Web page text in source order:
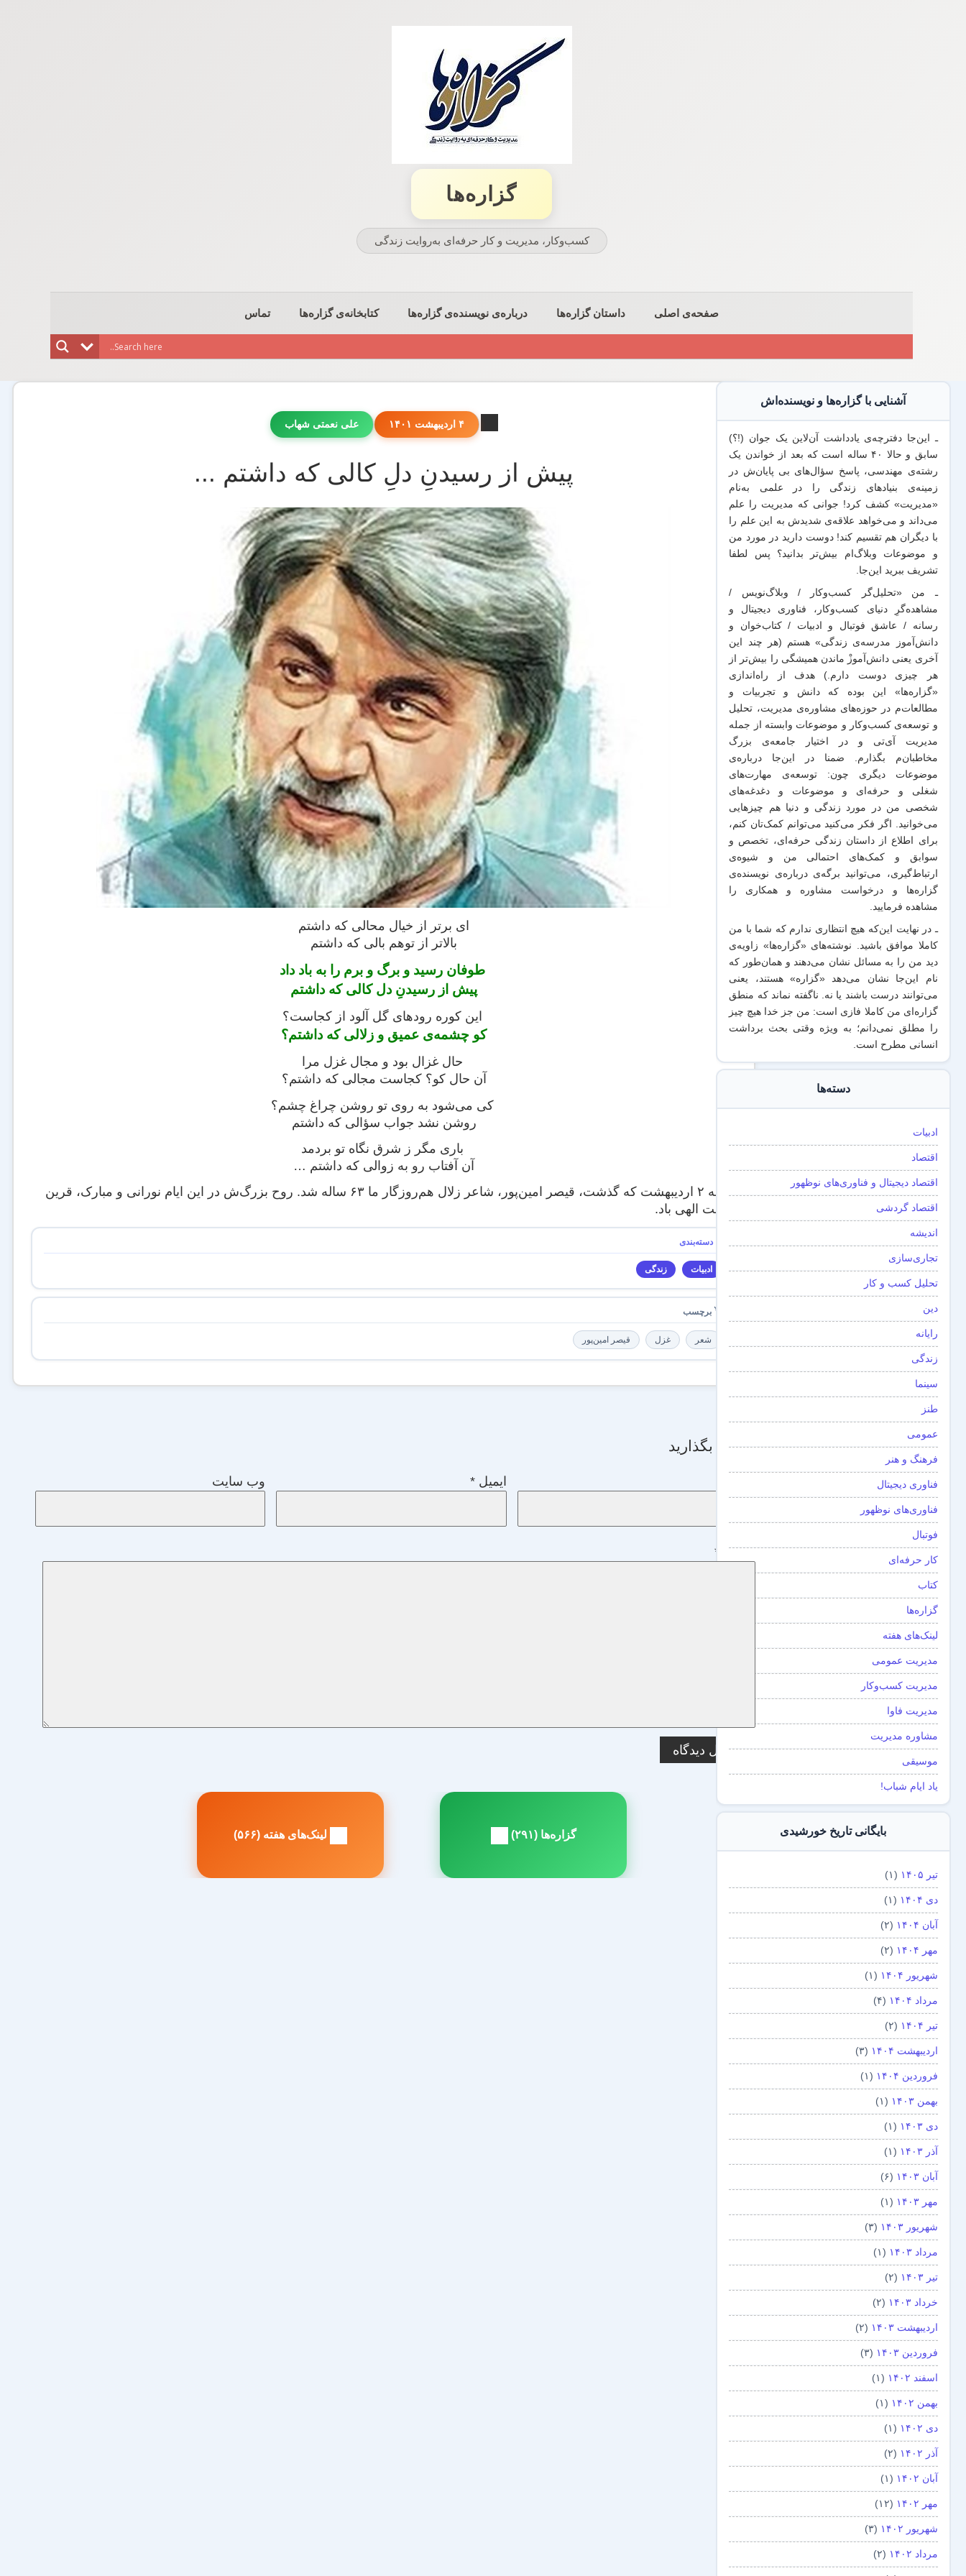
گزاره‌ها
کسب‌وکار، مدیریت و كار حرفه‌ای به‌روایت زندگی
صفحه‌ی اصلی داستان گزاره‌ها درباره‌ی نویسنده‌ی گزاره‌ها کتابخانه‌ی گزاره‌ها تماس
۴ اردیبهشت ۱۴۰۱ علی نعمتی شهاب
پیش از رسیدنِ دلِ کالی که داشتم ...
ای برتر از خیال محالی که داشتم
بالاتر از توهم بالی که داشتم
طوفان رسید و برگ و برم را به باد داد
پیش از رسیدنِ دل کالی که داشتم
این کوره رودهای گل آلود از کجاست؟
کو چشمه‌ی عمیق و زلالی که داشتم؟
حال غزال بود و مجال غزل مرا
آن حال کو؟ کجاست مجالی که داشتم؟
کی می‌شود به روی تو روشن چراغ چشم؟
روشن نشد جواب سؤالی که داشتم
باری مگر ز شرق نگاه تو بردمد
آن آفتاب رو به زوالی که داشتم …
جمعه ۲ اردیبهشت که گذشت، قیصر امین‌پور، شاعر زلال هم‌روزگار ما ۶۳ ساله شد. روح بزرگ‌ش در این ایام نورانی و مبارک، قرین
رحمت الهی باد.
ادبیات زندگی
شعر غزل قیصر امین‌پور
دیدگاه بگذارید
ایمیل* وب‌ سایت
دیدگاه *
راهبری
مطلب
لینک‌های هفته (۵۶۶)
مطلب
گزاره‌ها (۲۹۱)
آشنایی با گزاره‌ها و نویسنده‌اش
ـ این‌جا دفترچه‌ی یادداشت‌ آن‌لاین یک جوان (!؟)
سابق و حالا ۴۰ ساله است که بعد از خواندن یک
رشته‌ی مهندسی، پاسخ سؤال‌های بی پایان‌ش در
زمینه‌ی بنیادهای زندگی را در علمی به‌نام
«مدیریت» کشف کرد! جوانی که مدیریت را علم
می‌داند و می‌خواهد علاقه‌ی شدیدش به این علم را
بادیگران همتقسیم کند! دوست دارید در مورد من
و موضوعات وبلاگ‌ام بیش‌تر بدانید؟ پس لطفا
تشریف ببرید این‌جا.
ـ من «تحلیل‌گر کسب‌وکار / وبلاگ‌نویس /
مشاهده‌گرِ دنیای کسب‌وکار، فناوری دیجیتال و
رسانه / عاشق فوتبال و ادبیات / کتاب‌خوان و
دانش‌آموز مدرسه‌ی زندگی» هستم (هر چند این
آخری یعنی دانش‌آموزْ ماندن همیشگی را بیش‌تر از
هر چیزی دوست دارم.) هدف از راه‌اندازی
«گزاره‌ها» این بوده که دانش و تجربیات‌ و
مطالعات‌م در حوزه‌های مشاوره‌ی مدیریت، تحلیل
و توسعه‌ی کسب‌وکار و موضوعات وابسته از جمله
مدیریت آی‌تی و در اختیار جامعه‌ی بزرگ
مخاطبان‌م بگذارم. ضمنا در این‌جا درباره‌ی
موضوعات دیگری چون: توسعه‌ی مهارت‌های
شغلی و حرفه‌ای و موضوعات و دغدغه‌های
شخصی من در مورد زندگی و دنیا هم چیزهایی
می‌خوانید. اگر فکر می‌کنید می‌توانم کمک‌تان کنم،
برای اطلاع از داستان زندگی حرفه‌ای، تخصص و
سوابق و کمک‌های احتمالی من و شیو‌ه‌ی
ارتباط‌گیری، می‌توانید برگه‌یدرباره‌ی نویسنده‌ی
گزاره‌ها و درخواست مشاوره و همکاری را
مشاهده فرمایید.
ـ در نهایت این‌که هیچ انتظاری ندارم که شما با من
کاملا موافق باشید. نوشته‌های «گزاره‌ها» زاویه‌ی
دید من را به مسائل نشان می‌دهند و همان‌طور که
نام این‌جا نشان می‌دهد «گزاره‌» هستند، یعنی
می‌توانند درست باشند یا نه. ناگفته نماند که منطق
گزاره‌ای من کاملا فازی است: من جز خدا هیچ چیز
را مطلق نمی‌دانم؛ به ویژه وقتی بحث برداشت
انسانی مطرح است.
دسته‌ها
ادبیات
اقتصاد
اقتصاد دیجیتال و فناوری‌های نوظهور
اقتصاد گردشی
اندیشه
تجاری‌سازی
تحلیل کسب و کار
دین
رایانه
زندگی
سینما
طنز
عمومی
فرهنگ و هنر
فناوری دیجیتال
فناوری‌های نوظهور
فوتبال
کار حرفه‌ای
کتاب
گزاره‌ها
لینک‌های هفته
مدیریت عمومی
مدیریت کسب‌و‌کار
مدیریت فاوا
مشاوره مدیریت
موسیقی
یاد ایام شباب!
بایگانی تاریخ خورشیدی
تیر ۱۴۰۵ (۱)
دی ۱۴۰۴ (۱)
آبان ۱۴۰۴ (۲)
مهر ۱۴۰۴ (۲)
شهریور ۱۴۰۴ (۱)
مرداد ۱۴۰۴ (۴)
تیر ۱۴۰۴ (۲)
اردیبهشت ۱۴۰۴ (۳)
فروردین ۱۴۰۴ (۱)
بهمن ۱۴۰۳ (۱)
دی ۱۴۰۳ (۱)
آذر ۱۴۰۳ (۱)
آبان ۱۴۰۳ (۶)
مهر ۱۴۰۳ (۱)
شهریور ۱۴۰۳ (۳)
مرداد ۱۴۰۳ (۱)
تیر ۱۴۰۳ (۲)
خرداد ۱۴۰۳ (۲)
اردیبهشت ۱۴۰۳ (۲)
فروردین ۱۴۰۳ (۳)
اسفند ۱۴۰۲ (۱)
بهمن ۱۴۰۲ (۱)
دی ۱۴۰۲ (۱)
آذر ۱۴۰۲ (۲)
آبان ۱۴۰۲ (۱)
مهر ۱۴۰۲ (۱۲)
شهریور ۱۴۰۲ (۳)
مرداد ۱۴۰۲ (۲)